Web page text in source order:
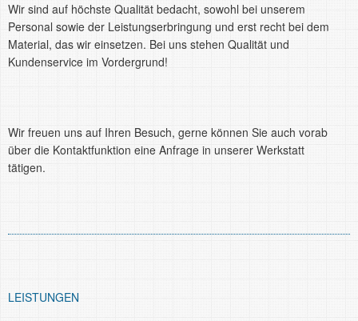
Wir sind auf höchste Qualität bedacht, sowohl bei unserem
Personal sowie der Leistungserbringung und erst recht bei dem
Material, das wir einsetzen. Bei uns stehen Qualität und
Kundenservice im Vordergrund!
Wir freuen uns auf Ihren Besuch, gerne können Sie auch vorab
über die Kontaktfunktion eine Anfrage in unserer Werkstatt
tätigen.
LEISTUNGEN